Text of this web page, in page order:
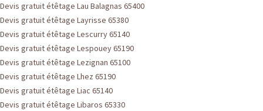
Devis gratuit étêtage Lau Balagnas 65400
Devis gratuit étêtage Layrisse 65380
Devis gratuit étêtage Lescurry 65140
Devis gratuit étêtage Lespouey 65190
Devis gratuit étêtage Lezignan 65100
Devis gratuit étêtage Lhez 65190
Devis gratuit étêtage Liac 65140
Devis gratuit étêtage Libaros 65330